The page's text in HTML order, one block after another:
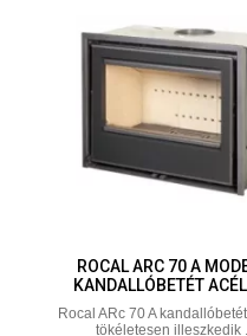
ROCAL ARC 70 A
KANDALLÓBETÉT
Rocal ARc 70 A
tökéletesen illeszkedik